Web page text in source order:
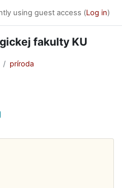
using guest access (Log in)
fakulty KU
príroda